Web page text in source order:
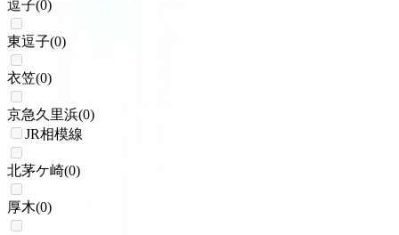
逗子(0)
東逗子(0)
衣笠(0)
京急久里浜(0)
JR相模線
北茅ケ崎(0)
厚木(0)